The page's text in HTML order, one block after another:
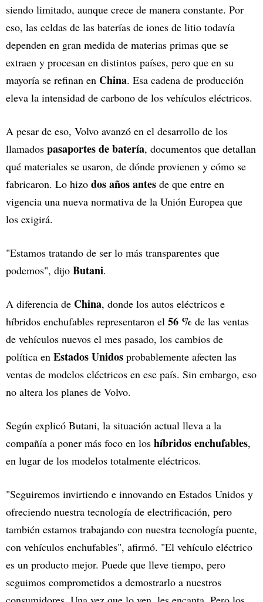
siendo limitado, aunque crece de manera constante. Por
eso, las celdas de las baterías de iones de litio todavía
dependen en gran medida de materias primas que se
extraen y procesan en distintos países, pero que en su
mayoría se refinan en China. Esa cadena de producción
eleva la intensidad de carbono de los vehículos eléctricos.
A pesar de eso, Volvo avanzó en el desarrollo de los
llamados pasaportes de batería, documentos que detallan
qué materiales se usaron, de dónde provienen y cómo se
fabricaron. Lo hizo dos años antes de que entre en
vigencia una nueva normativa de la Unión Europea que
los exigirá.
"Estamos tratando de ser lo más transparentes que
podemos", dijo Butani.
A diferencia de China, donde los autos eléctricos e
híbridos enchufables representaron el 56 % de las ventas
de vehículos nuevos el mes pasado, los cambios de
política en Estados Unidos probablemente afecten las
ventas de modelos eléctricos en ese país. Sin embargo, eso
no altera los planes de Volvo.
Según explicó Butani, la situación actual lleva a la
compañía a poner más foco en los híbridos enchufables,
en lugar de los modelos totalmente eléctricos.
"Seguiremos invirtiendo e innovando en Estados Unidos y
ofreciendo nuestra tecnología de electrificación, pero
también estamos trabajando con nuestra tecnología puente,
con vehículos enchufables", afirmó. "El vehículo eléctrico
es un producto mejor. Puede que lleve tiempo, pero
seguimos comprometidos a demostrarlo a nuestros